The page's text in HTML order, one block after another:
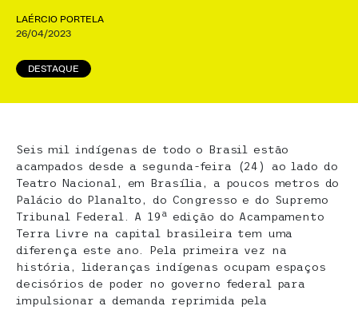
LAÉRCIO PORTELA
26/04/2023
DESTAQUE
Seis mil indígenas de todo o Brasil estão
acampados desde a segunda-feira (24) ao lado do
Teatro Nacional, em Brasília, a poucos metros do
Palácio do Planalto, do Congresso e do Supremo
Tribunal Federal. A 19 aedição do Acampamento
Terra Livre na capital brasileira tem uma
diferença este ano. Pela primeira vez na
história, lideranças indígenas ocupam espaços
decisórios de poder no governo federal para
impulsionar a demanda reprimida pela